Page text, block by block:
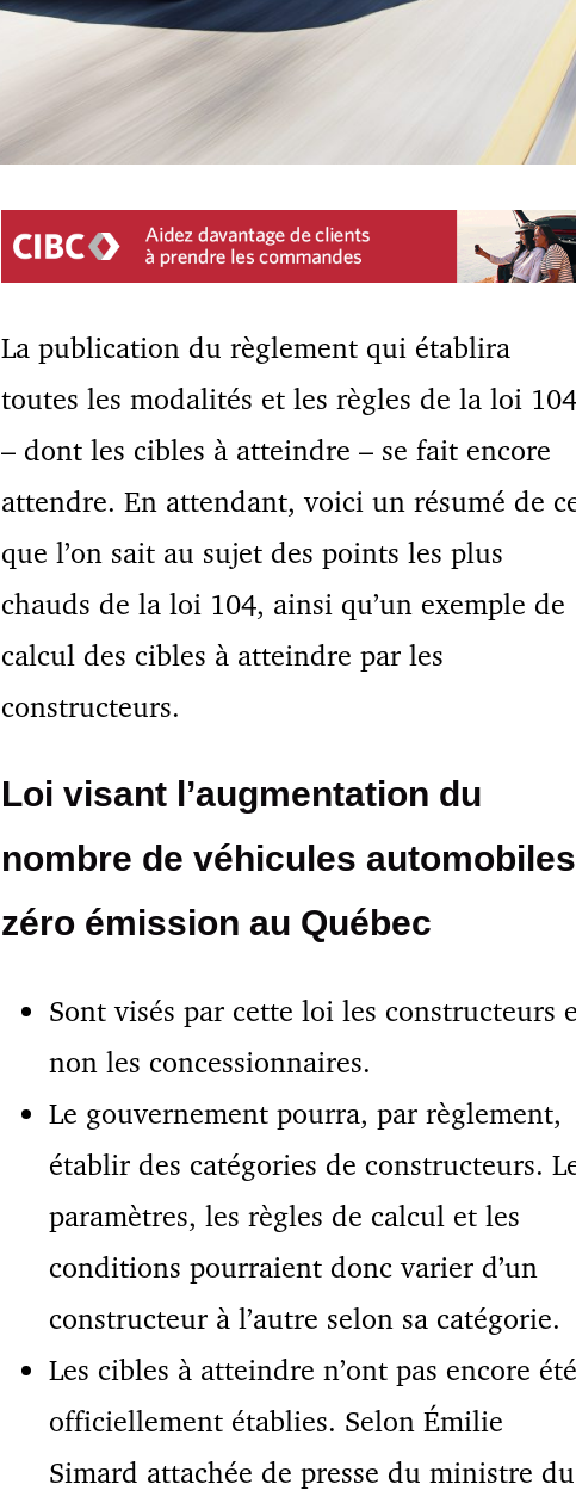
La publication du règlement qui établira
toutes les modalités et les règles de la loi 104
– dont les cibles à atteindre – se fait encore
attendre. En attendant, voici un résumé de
que l’on sait au sujet des points les plus
chauds de la loi 104, ainsi qu’un exemple de
calcul des cibles à atteindre par les
constructeurs.
Loi visant l’augmentation du
nombre de véhicules automobiles
zéro émission au Québec
Sont visés par cette loi les constructeurs
non les concessionnaires.
Le gouvernement pourra, par règlement,
établir des catégories de constructeurs.
paramètres, les règles de calcul et les
conditions pourraient donc varier d’un
constructeur à l’autre selon sa catégorie.
Les cibles à atteindre n’ont pas encore été
officiellement établies. Selon Émilie
Simard attachée de presse du ministre du